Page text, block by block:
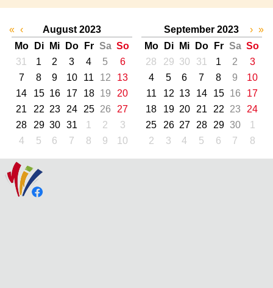
« ‹
August 2023
Mo
Di Mi Do Fr Sa So
31
1 2 3 4 5
6
7
8 9 10 11 12
13
14
15 16 17 18 19
20
21
22 23 24 25 26
27
28
29 30 31 1 2
3
4
5 6 7 8 9 10
September 2023
Mo
Di Mi Do Fr Sa So
28
29 30 31 1 2
3
4
5 6 7 8 9
10
11
12 13 14 15 16
17
18
19 20 21 22 23
24
25
26 27 28 29 30
1
2
3 4 5 6 7 8
› »